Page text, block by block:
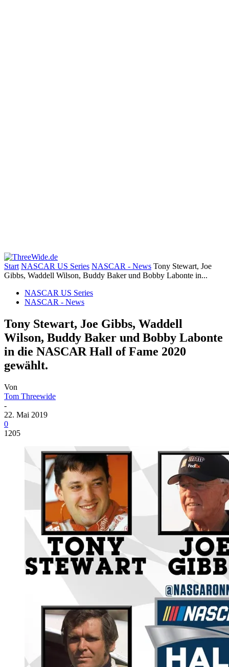
Start NASCAR US Series NASCAR - News Tony Stewart, Joe
Gibbs, Waddell Wilson, Buddy Baker und Bobby Labonte in...
NASCAR US Series
NASCAR - News
Tony Stewart, Joe Gibbs, Waddell
Wilson, Buddy Baker und Bobby Labonte
in die NASCAR Hall of Fame 2020
gewählt.
Von
Tom Threewide
-
22. Mai 2019
0
1205